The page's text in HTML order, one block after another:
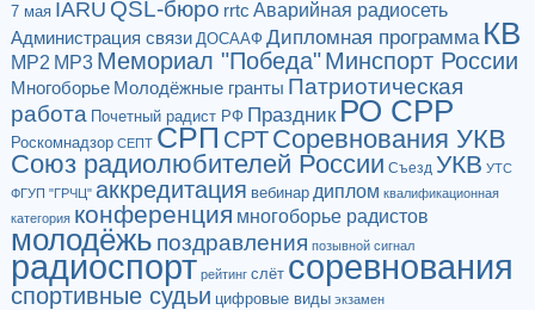
7 мая IARU QSL-бюро rrtc Аварийная радиосеть
Администрация связи ДОСААФ Дипломная программа КВ
МР2 МР3 Мемориал "Победа"Минспорт России
Многоборье Молодёжные гранты Патриотическая
работа Почетный радист РФ Праздник РО СРР
Роскомнадзор СЕПТ СРП СРТСоревнования УКВ
Союз радиолюбителей России Съезд УКВ УТС
ФГУП "ГРЧЦ" аккредитация вебинар диплом квалификационная
категория конференция многоборье радистов
молодёжь поздравления позывной сигнал
радиоспорт рейтинг слёт соревнования
спортивные судьи цифровые виды экзамен